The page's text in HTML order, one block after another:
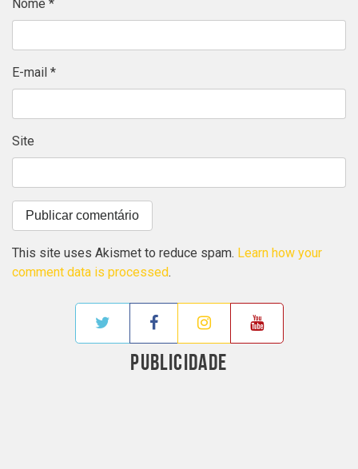
Nome *
E-mail *
Site
This site uses Akismet to reduce spam. Learn how your
comment data is processed.
PUBLICIDADE